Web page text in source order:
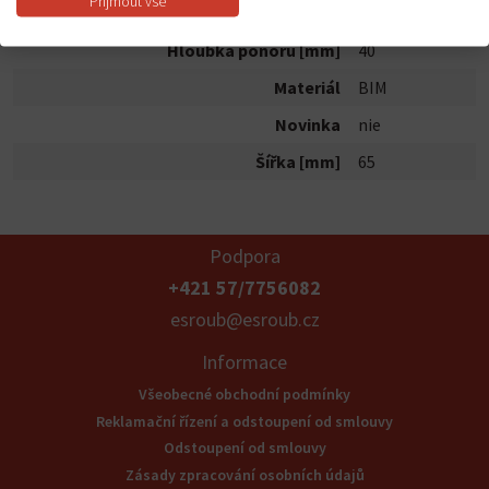
Hloubka ponoru [mm]
40
Materiál
BIM
Novinka
nie
Šířka [mm]
65
Podpora
+421 57/7756082
esroub@esroub.cz
Informace
Všeobecné obchodní podmínky
Reklamační řízení a odstoupení od smlouvy
Odstoupení od smlouvy
Zásady zpracování osobních údajů